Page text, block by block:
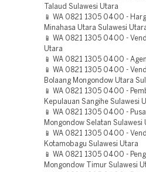
Talaud Sulawesi Utara
📱 WA 0821 1305 0400 -
Minahasa Utara Sulawesi
📱 WA 0821 1305 0400 -
Utara
📱 WA 0821 1305 0400 -
📱 WA 0821 1305 0400 -
Bolaang Mongondow Utara
📱 WA 0821 1305 0400 -
Kepulauan Sangihe Sulawesi
📱 WA 0821 1305 0400 -
Mongondow Selatan Sulawesi
📱 WA 0821 1305 0400 -
Kotamobagu Sulawesi Utara
📱 WA 0821 1305 0400 -
Mongondow Timur Sulawesi